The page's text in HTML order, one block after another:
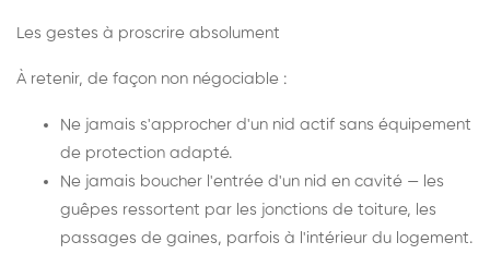
Les gestes à proscrire absolument
À retenir, de façon non négociable :
Ne jamais s'approcher d'un nid actif sans équipement
de protection adapté.
Ne jamais boucher l'entrée d'un nid en cavité — les
guêpes ressortent par les jonctions de toiture, les
passages de gaines, parfois à l'intérieur du logement.